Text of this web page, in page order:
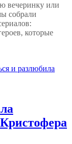
вечеринку или
собрали
которые